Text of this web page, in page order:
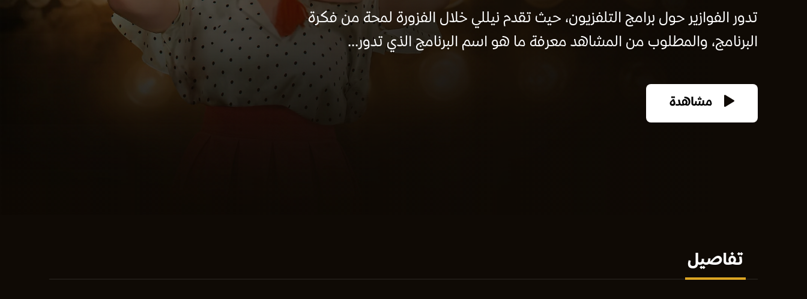
تدور الفوازير حول برامج التلفزيون، حيث تقدم نيللي خلال الفزورة لمحة من فكرة
البرنامج، والمطلوب من المشاهد معرفة ما هو اسم البرنامج الذي تدور...
مشاهدة
تفاصيل